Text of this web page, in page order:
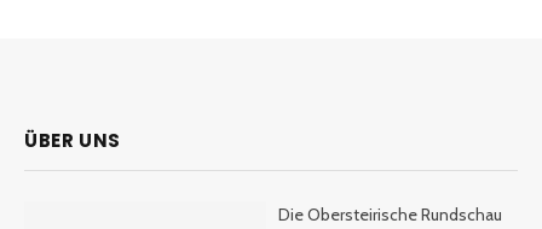
ÜBER UNS
Die Obersteirische Rundschau